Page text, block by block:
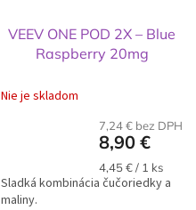
VEEV ONE POD 2X – Blue
Raspberry 20mg
Nie je skladom
7,24 € bez DPH
8,90 €
Jednotková
cena:
4,45 € / 1 ks
Sladká kombinácia čučoriedky a
maliny.